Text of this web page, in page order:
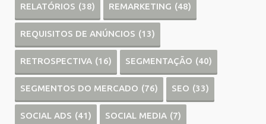
RELATÓRIOS (38) REMARKETING (48)
REQUISITOS DE ANÚNCIOS (13)
RETROSPECTIVA (16) SEGMENTAÇÃO (40)
SEGMENTOS DO MERCADO (76) SEO (33)
SOCIAL ADS (41) SOCIAL MEDIA (7)